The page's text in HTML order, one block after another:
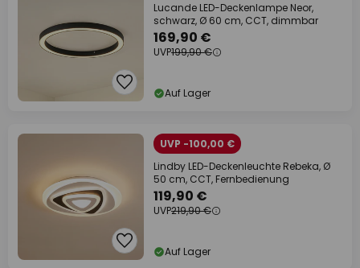
Lucande LED-Deckenlampe Neor,
schwarz, Ø 60 cm, CCT, dimmbar
169,90 €
UVP199,90 €
Auf Lager
UVP -100,00 €
Lindby LED-Deckenleuchte Rebeka, Ø
50 cm, CCT, Fernbedienung
119,90 €
UVP219,90 €
Auf Lager